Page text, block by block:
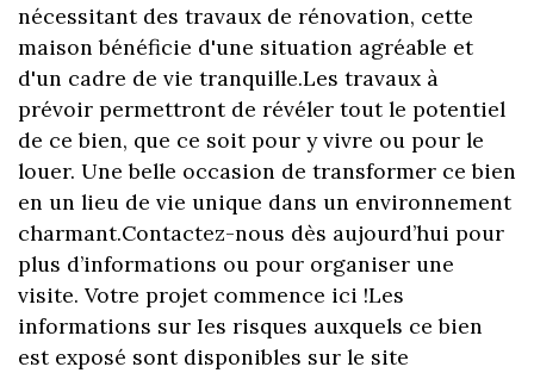
nécessitant des travaux de rénovation, cette
maison bénéficie d'une situation agréable et
d'un cadre de vie tranquille.Les travaux à
prévoir permettront de révéler tout le potentiel
de ce bien, que ce soit pour y vivre ou pour le
louer. Une belle occasion de transformer ce bien
en un lieu de vie unique dans un environnement
charmant.Contactez-nous dès aujourd’hui pour
plus d’informations ou pour organiser une
visite. Votre projet commence ici !Les
informations sur Ies risques auxquels ce bien
est exposé sont disponibles sur le site